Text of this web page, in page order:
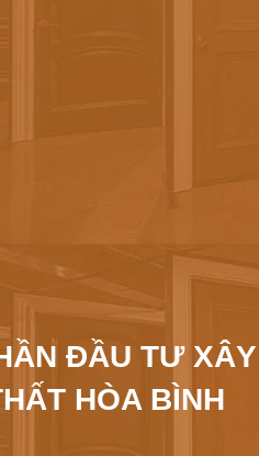
ĐẦU TƯ XÂY
HÒA BÌNH